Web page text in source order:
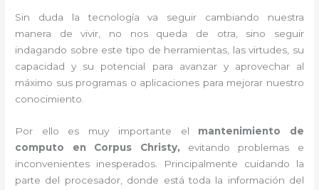
Sin duda la tecnología va seguir cambiando nuestra
manera de vivir, no nos queda de otra, sino seguir
indagando sobre este tipo de herramientas, las virtudes, su
capacidad y su potencial para avanzar y aprovechar al
máximo sus programas o aplicaciones para mejorar nuestro
conocimiento.
Por ello es muy importante el mantenimiento de
computo en Corpus Christy, evitando problemas e
inconvenientes inesperados. Principalmente cuidando la
parte del procesador, donde está toda la información del